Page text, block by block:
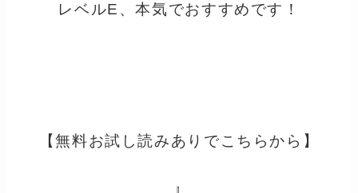
レベルE、本気でおすすめです！
【無料お試し読みありでこちらから】